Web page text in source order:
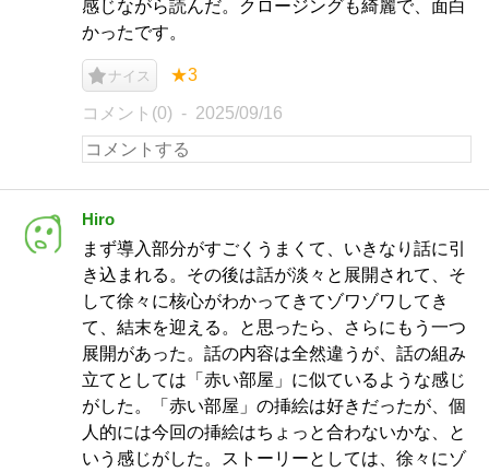
感じながら読んだ。クロージングも綺麗で、面白
かったです。
ナイス ★3
コメント(0) 2025/09/16
Hiro
まず導入部分がすごくうまくて、いきなり話に引
き込まれる。その後は話が淡々と展開されて、そ
して徐々に核心がわかってきてゾワゾワしてき
て、結末を迎える。と思ったら、さらにもう一つ
展開があった。話の内容は全然違うが、話の組み
立てとしては「赤い部屋」に似ているような感じ
がした。「赤い部屋」の挿絵は好きだったが、個
人的には今回の挿絵はちょっと合わないかな、と
いう感じがした。ストーリーとしては、徐々にゾ